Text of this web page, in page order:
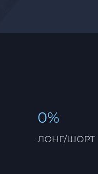
0%
ЛОНГ/ШОРТ